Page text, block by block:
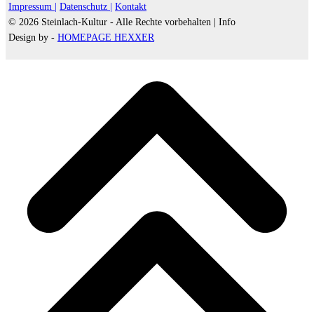
Impressum | Datenschutz |
Kontakt
© 2026 Steinlach-Kultur - Alle Rechte vorbehalten |
Info
Design by - HOMEPAGE HEXXER